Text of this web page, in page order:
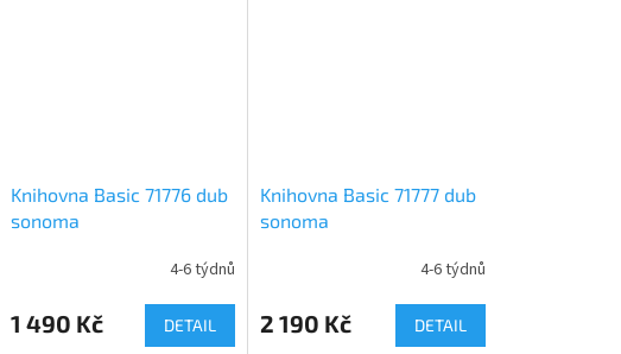
Knihovna Basic 71776 dub
sonoma
4-6 týdnů
1 490 Kč DETAIL
Knihovna Basic 71777 dub
sonoma
4-6 týdnů
2 190 Kč DETAIL